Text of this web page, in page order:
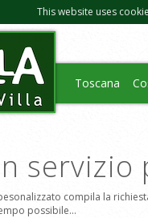
This website uses
Toscana
compila la
possibile...